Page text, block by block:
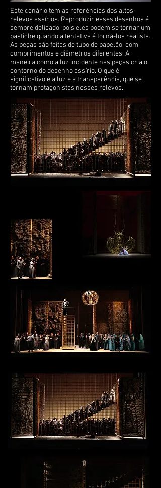
Este cenário tem as referências dos altos-
relevos assírios. Reproduzir esses desenhos é
sempre delicado, pois eles podem se tornar um
pastiche quando a tentativa é torná-los realista.
As peças são feitas de tubo de papelão, com
comprimentos e diâmetros diferentes. A
maneira como a luz incidente nas peças cria o
contorno do desenho assírio. O que é
significativo é a luz e a transparência, que se
tornam protagonistas nesses relevos.